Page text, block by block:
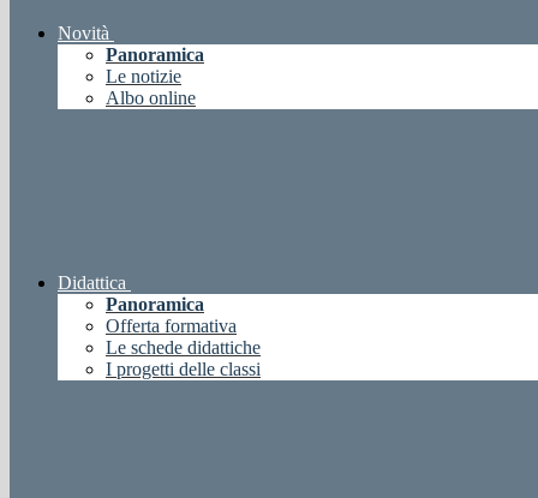
Novità
Panoramica
Le notizie
Albo online
Didattica
Panoramica
Offerta formativa
Le schede didattiche
I progetti delle classi